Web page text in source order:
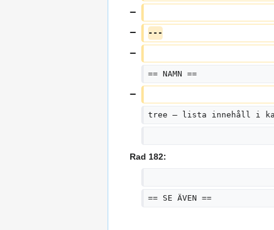
---
== NAMN ==
tree – lista innehåll i
Rad 182:
== SE ÄVEN ==